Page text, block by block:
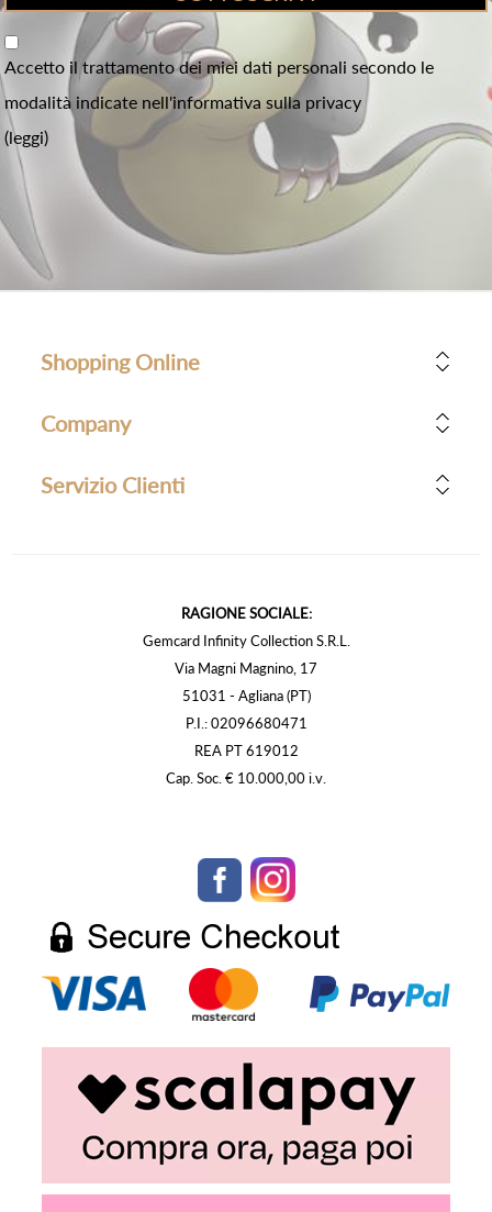
Accetto il trattamento dei miei dati personali secondo le
modalità indicate nell'informativa sulla privacy
(leggi)
Shopping Online
Company
Servizio Clienti
RAGIONE SOCIALE:
Gemcard Infinity Collection S.R.L.
Via Magni Magnino, 17
51031 - Agliana (PT)
P.I.: 02096680471
REA PT 619012
Cap. Soc. € 10.000,00 i.v.